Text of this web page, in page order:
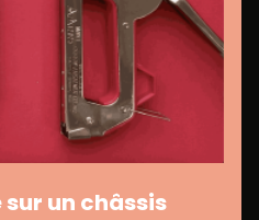
un châssis